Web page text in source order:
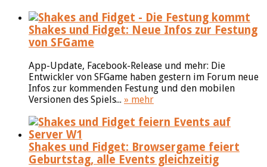
Shakes und Fidget: Neue Infos zur Festung
von SFGame
App-Update, Facebook-Release und mehr: Die
Entwickler von SFGame haben gestern im Forum neue
Infos zur kommenden Festung und den mobilen
Versionen des Spiels... » mehr
Shakes und Fidget: Browsergame feiert
Geburtstag, alle Events gleichzeitig